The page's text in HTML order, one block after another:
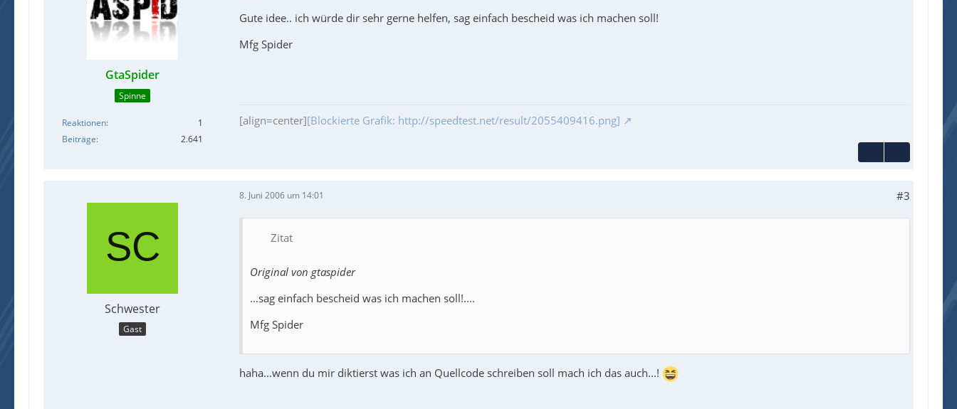
GtaSpider
Spinne
Reaktionen
1
Beiträge
2.641
Gute idee.. ich würde dir sehr gerne helfen, sag einfach bescheid was ich machen soll!
Mfg Spider
[align=center][Blockierte Grafik: http://speedtest.net/result/2055409416.png]
Schwester
Gast
8. Juni 2006 um 14:01 #3
Zitat
Original von gtaspider
...sag einfach bescheid was ich machen soll!....
Mfg Spider
haha...wenn du mir diktierst was ich an Quellcode schreiben soll mach ich das auch...!